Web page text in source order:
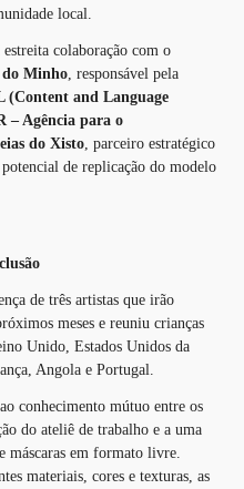
local.
colaboração com o
do Minho , responsável pela
(Content and Language
– Agência para o
do Xisto , parceiro estratégico
de replicação do modelo
de três artistas que irão
meses e reuniu crianças
Unido, Estados Unidos da
Angola e Portugal.
conhecimento mútuo entre os
do ateliê de trabalho e a uma
em formato livre.
materiais, cores e texturas, as